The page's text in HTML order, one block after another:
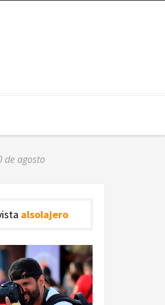
de agosto
alsolajero